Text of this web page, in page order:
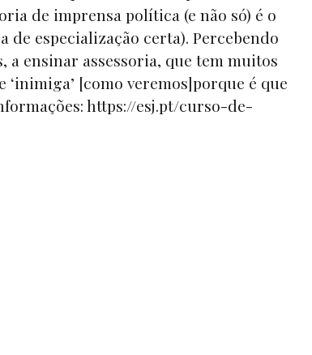
de imprensa política (e não só) é o
de especialização certa). Percebendo
ensinar assessoria, que tem muitos
[como veremos]porque é que
https://esj.pt/curso-de-